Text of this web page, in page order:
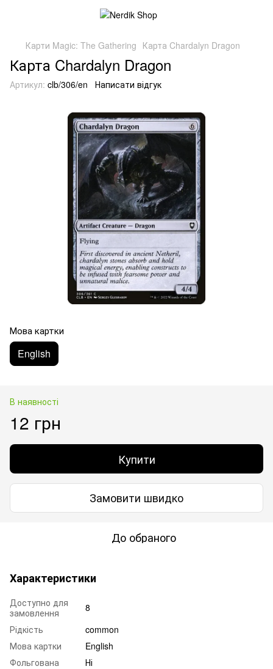
Карти Magic: The Gathering Карта Chardalyn Dragon
Карта Chardalyn Dragon
Артикул: clb/306/en Написати відгук
Мова картки
English
В наявності
12 грн
Купити
Замовити швидко
До обраного
Характеристики
Доступно для
замовлення
8
Рідкість
common
Мова картки
English
Фольгована
Ні